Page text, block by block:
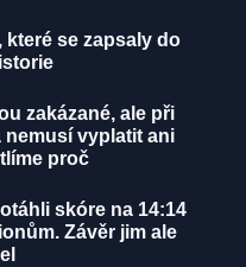
které se zapsaly do
zakázané, ale při
vyplatit ani
proč
skóre na 14:14
Závěr jim ale